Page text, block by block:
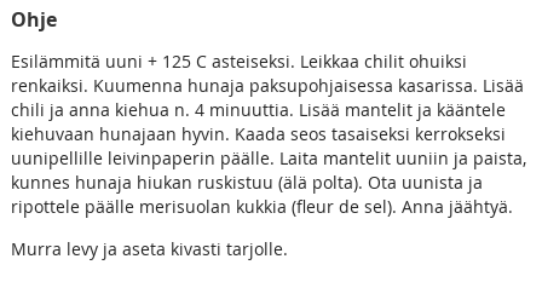
Ohje
Esilämmitä uuni + 125 C asteiseksi. Leikkaa chilit ohuiksi
renkaiksi. Kuumenna hunaja paksupohjaisessa kasarissa. Lisää
chili ja anna kiehua n. 4 minuuttia. Lisää mantelit ja kääntele
kiehuvaan hunajaan hyvin. Kaada seos tasaiseksi kerrokseksi
uunipellille leivinpaperin päälle. Laita mantelit uuniin ja paista,
kunnes hunaja hiukan ruskistuu (älä polta). Ota uunista ja
ripottele päälle merisuolan kukkia (fleur de sel). Anna jäähtyä.
Murra levy ja aseta kivasti tarjolle.